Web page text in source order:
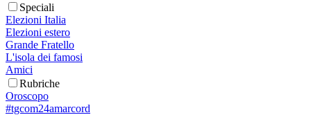
Speciali
Elezioni Italia
Elezioni estero
Grande Fratello
L'isola dei famosi
Amici
Rubriche
Oroscopo
#tgcom24amarcord